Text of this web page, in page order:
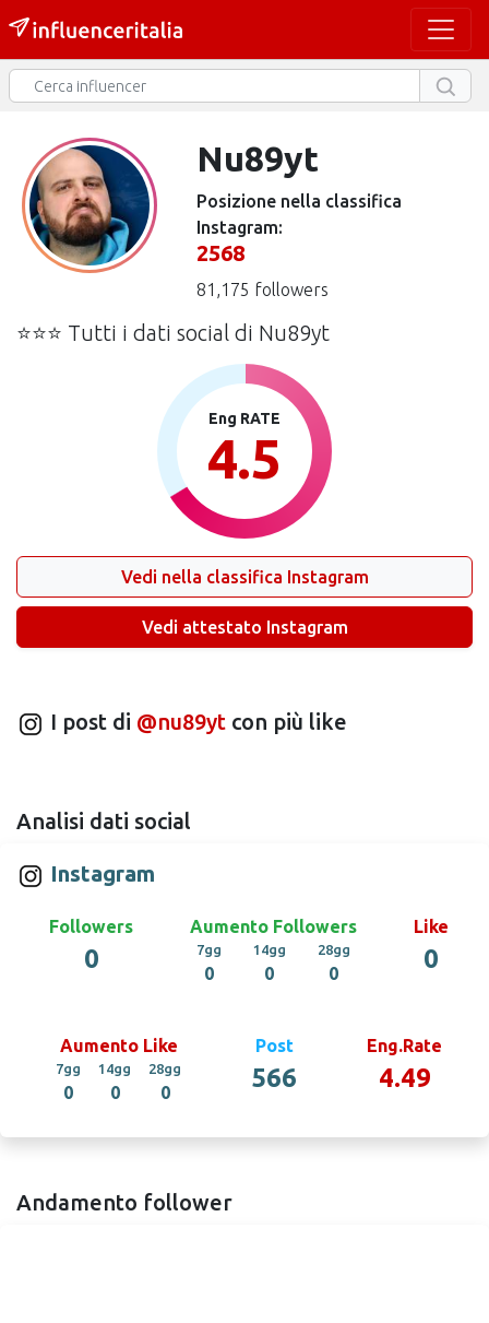
Nu89yt
Posizione nella classifica
Instagram:
2568
81,175 followers
⭐⭐⭐ Tutti i dati social di Nu89yt
Eng RATE
4.5
Vedi nella classifica Instagram
Vedi attestato Instagram
I post di @nu89yt con più like
Analisi dati social
Instagram
Followers
0
Aumento Followers
7gg
0
14gg
0
28gg
0
Like
0
Aumento Like
7gg
0
14gg
0
28gg
0
Post
566
Eng.Rate
4.49
Andamento follower